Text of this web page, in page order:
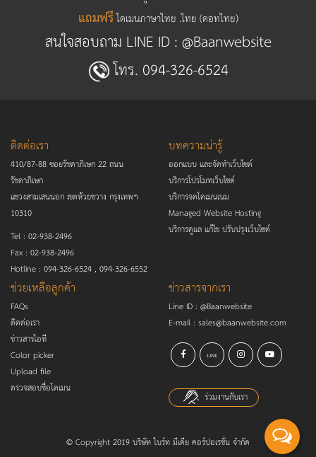
แถมฟรีโดเมนภาษาไทย .ไทย (ดอทไทย)
สนใจสอบถาม LINE ID :@Baanwebsite
โทร. 094-326-6524
ติดต่อเรา
410/87-88 ซอยรัชดาภิเษก 22 ถนน
รัชดาภิเษก
แขวงสามเสนนอก เขตห้วยขวาง กรุงเทพฯ
10310
Tel : 02-938-2496
Fax : 02-938-2496
Hotline : 094-326-6524, 094-326-6552
บทความน่ารู้
ออกแบบ และจัดทำเว็บไซต์
บริการโปรโมทเว็บไซต์
บริการจดโดเมนเนม
Managed Website Hosting
บริการดูแล แก้ไข ปรับปรุงเว็บไซต์
ช่วยเหลือลูกค้า
FAQs
ติดต่อเรา
ข่าวสารไอที
Color picker
Upload file
ตรวจสอบชื่อโดเมน
ข่าวสารจากเรา
Line ID : @Baanwebsite
E-mail : sales@baanwebsite.com
LINE
ร่วมงานกับเรา
© Copyright 2019 บริษัท ไบร์ท มีเดีย คอร์ปอเรชั่น จำกัด